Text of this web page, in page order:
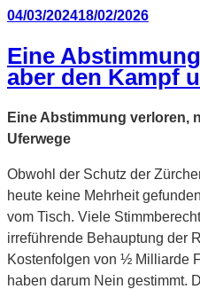
Veröffentlicht
04/03/202418/02/2026
Eine
aber den Kampf
Eine Abstimmung verloren,
Uferwege
Obwohl der Schutz der
heute keine Mehrheit
vom Tisch. Viele
irreführende Behauptung der
Kostenfolgen von ½ Milliarde
haben darum Nein gestimmt.